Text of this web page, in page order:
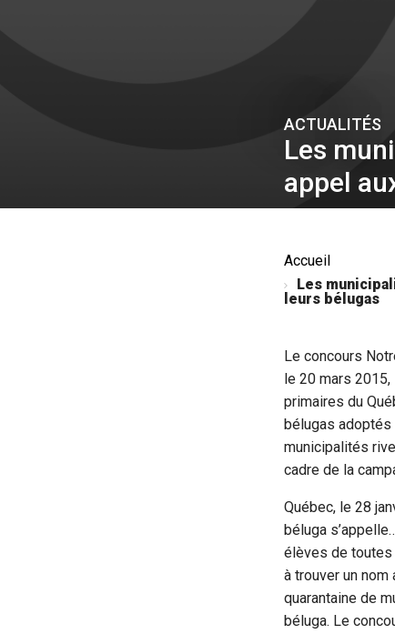
ACTUALITÉS
Les
appel
Accueil
Les
leurs bélugas
Le concours
le 20 mars
primaires du
bélugas adoptés
municipalités
cadre de la
Québec, le 28
béluga
élèves de
à trouver un
quarantaine de
béluga. Le